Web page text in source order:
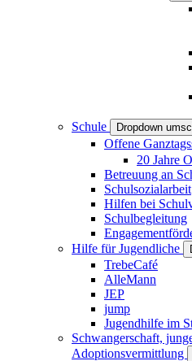
Schule
Dropdown
Offene
20 Jahre
Betreuung an
Schulsozialarbeit
Hilfen bei
Schulbegleitung
Hilfe für Jugendliche
TrebeCafé
AlleMann
JEP
jump
Jugendhilfe im
Schwangerschaft,
Adoptionsvermittlung